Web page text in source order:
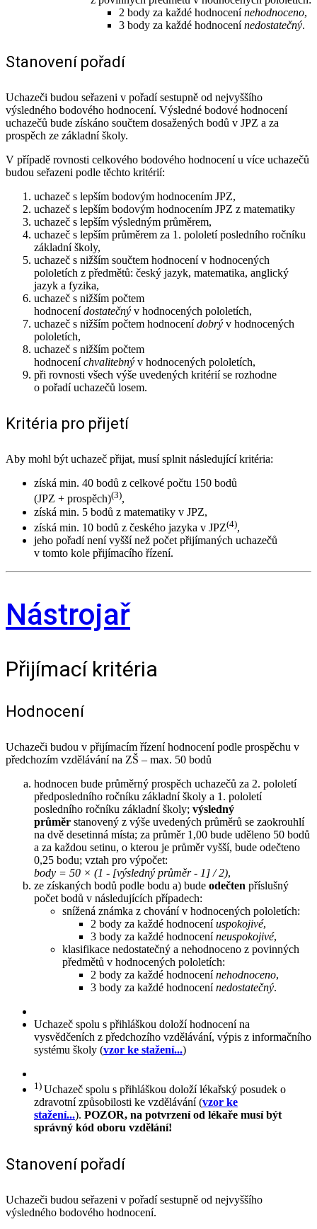
2 body za každé hodnocenínehodnoceno,
3 body za každé hodnocenínedostatečný.
Stanovení pořadí
Uchazeči budou seřazeni v pořadí sestupně od nejvyššího
výsledného bodového hodnocení. Výsledné bodové hodnocení
uchazečů bude získáno součtem dosažených bodů v JPZ a za
prospěch ze základní školy.
V případě rovnosti celkového bodového hodnocení u více uchazečů
budou seřazeni podle těchto kritérií:
uchazeč s lepším bodovým hodnocením JPZ,
uchazeč s lepším bodovým hodnocením JPZ z matematiky
uchazeč s lepším výsledným průměrem,
uchazeč s lepším průměrem za 1. pololetí posledního ročníku
základní školy,
uchazeč s nižším součtem hodnocení v hodnocených
pololetích z předmětů: český jazyk, matematika, anglický
jazyk a fyzika,
uchazeč s nižším počtem
hodnocenídostatečný v hodnocených pololetích,
uchazeč s nižším počtem hodnocenídobrý v hodnocených
pololetích,
uchazeč s nižším počtem
hodnoceníchvalitebný v hodnocených pololetích,
při rovnosti všech výše uvedených kritérií se rozhodne
o pořadí uchazečů losem.
Kritéria pro přijetí
Aby mohl být uchazeč přijat, musí splnit následující kritéria:
získá min. 40 bodů z celkové počtu 150 bodů
(JPZ + prospěch)(3),
získá min. 5 bodů z matematiky v JPZ,
získá min. 10 bodů z českého jazyka v JPZ(4),
jeho pořadí není vyšší než počet přijímaných uchazečů
v tomto kole přijímacího řízení.
Nástrojař
Přijímací kritéria
Hodnocení
Uchazeči budou v přijímacím řízení hodnocení podle prospěchu v
předchozím vzdělávání na ZŠ – max. 50 bodů
hodnocen bude průměrný prospěch uchazečů za 2. pololetí
předposledního ročníku základní školy a 1. pololetí
posledního ročníku základní školy; výsledný
průměr stanovený z výše uvedených průměrů se zaokrouhlí
na dvě desetinná místa; za průměr 1,00 bude uděleno 50 bodů
a za každou setinu, o kterou je průměr vyšší, bude odečteno
0,25 bodu; vztah pro výpočet:
body = 50 × (1 - [výsledný průměr - 1] / 2),
ze získaných bodů podle bodu a) bude odečten příslušný
počet bodů v následujících případech:
snížená známka z chování v hodnocených pololetích:
2 body za každé hodnoceníuspokojivé,
3 body za každé hodnoceníneuspokojivé,
klasifikace nedostatečný a nehodnoceno z povinných
předmětů v hodnocených pololetích:
2 body za každé hodnocenínehodnoceno,
3 body za každé hodnocenínedostatečný.
Uchazeč spolu s přihláškou doloží hodnocení na
vysvědčeních z předchozího vzdělávání, výpis z informačního
systému školy (vzor ke stažení...)
1) Uchazeč spolu s přihláškou doloží lékařský posudek o
zdravotní způsobilosti ke vzdělávání (vzor ke
stažení...). POZOR, na potvrzení od lékaře musí být
správný kód oboru vzdělání!
Stanovení pořadí
Uchazeči budou seřazeni v pořadí sestupně od nejvyššího
výsledného bodového hodnocení.